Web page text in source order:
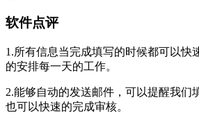
软件点评
1.所有信息当完成填写的时候都可以快
的安排每一天的工作。
2.能够自动的发送邮件，可以提醒我们
也可以快速的完成审核。